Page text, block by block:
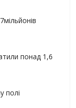
понад 1,6
полі